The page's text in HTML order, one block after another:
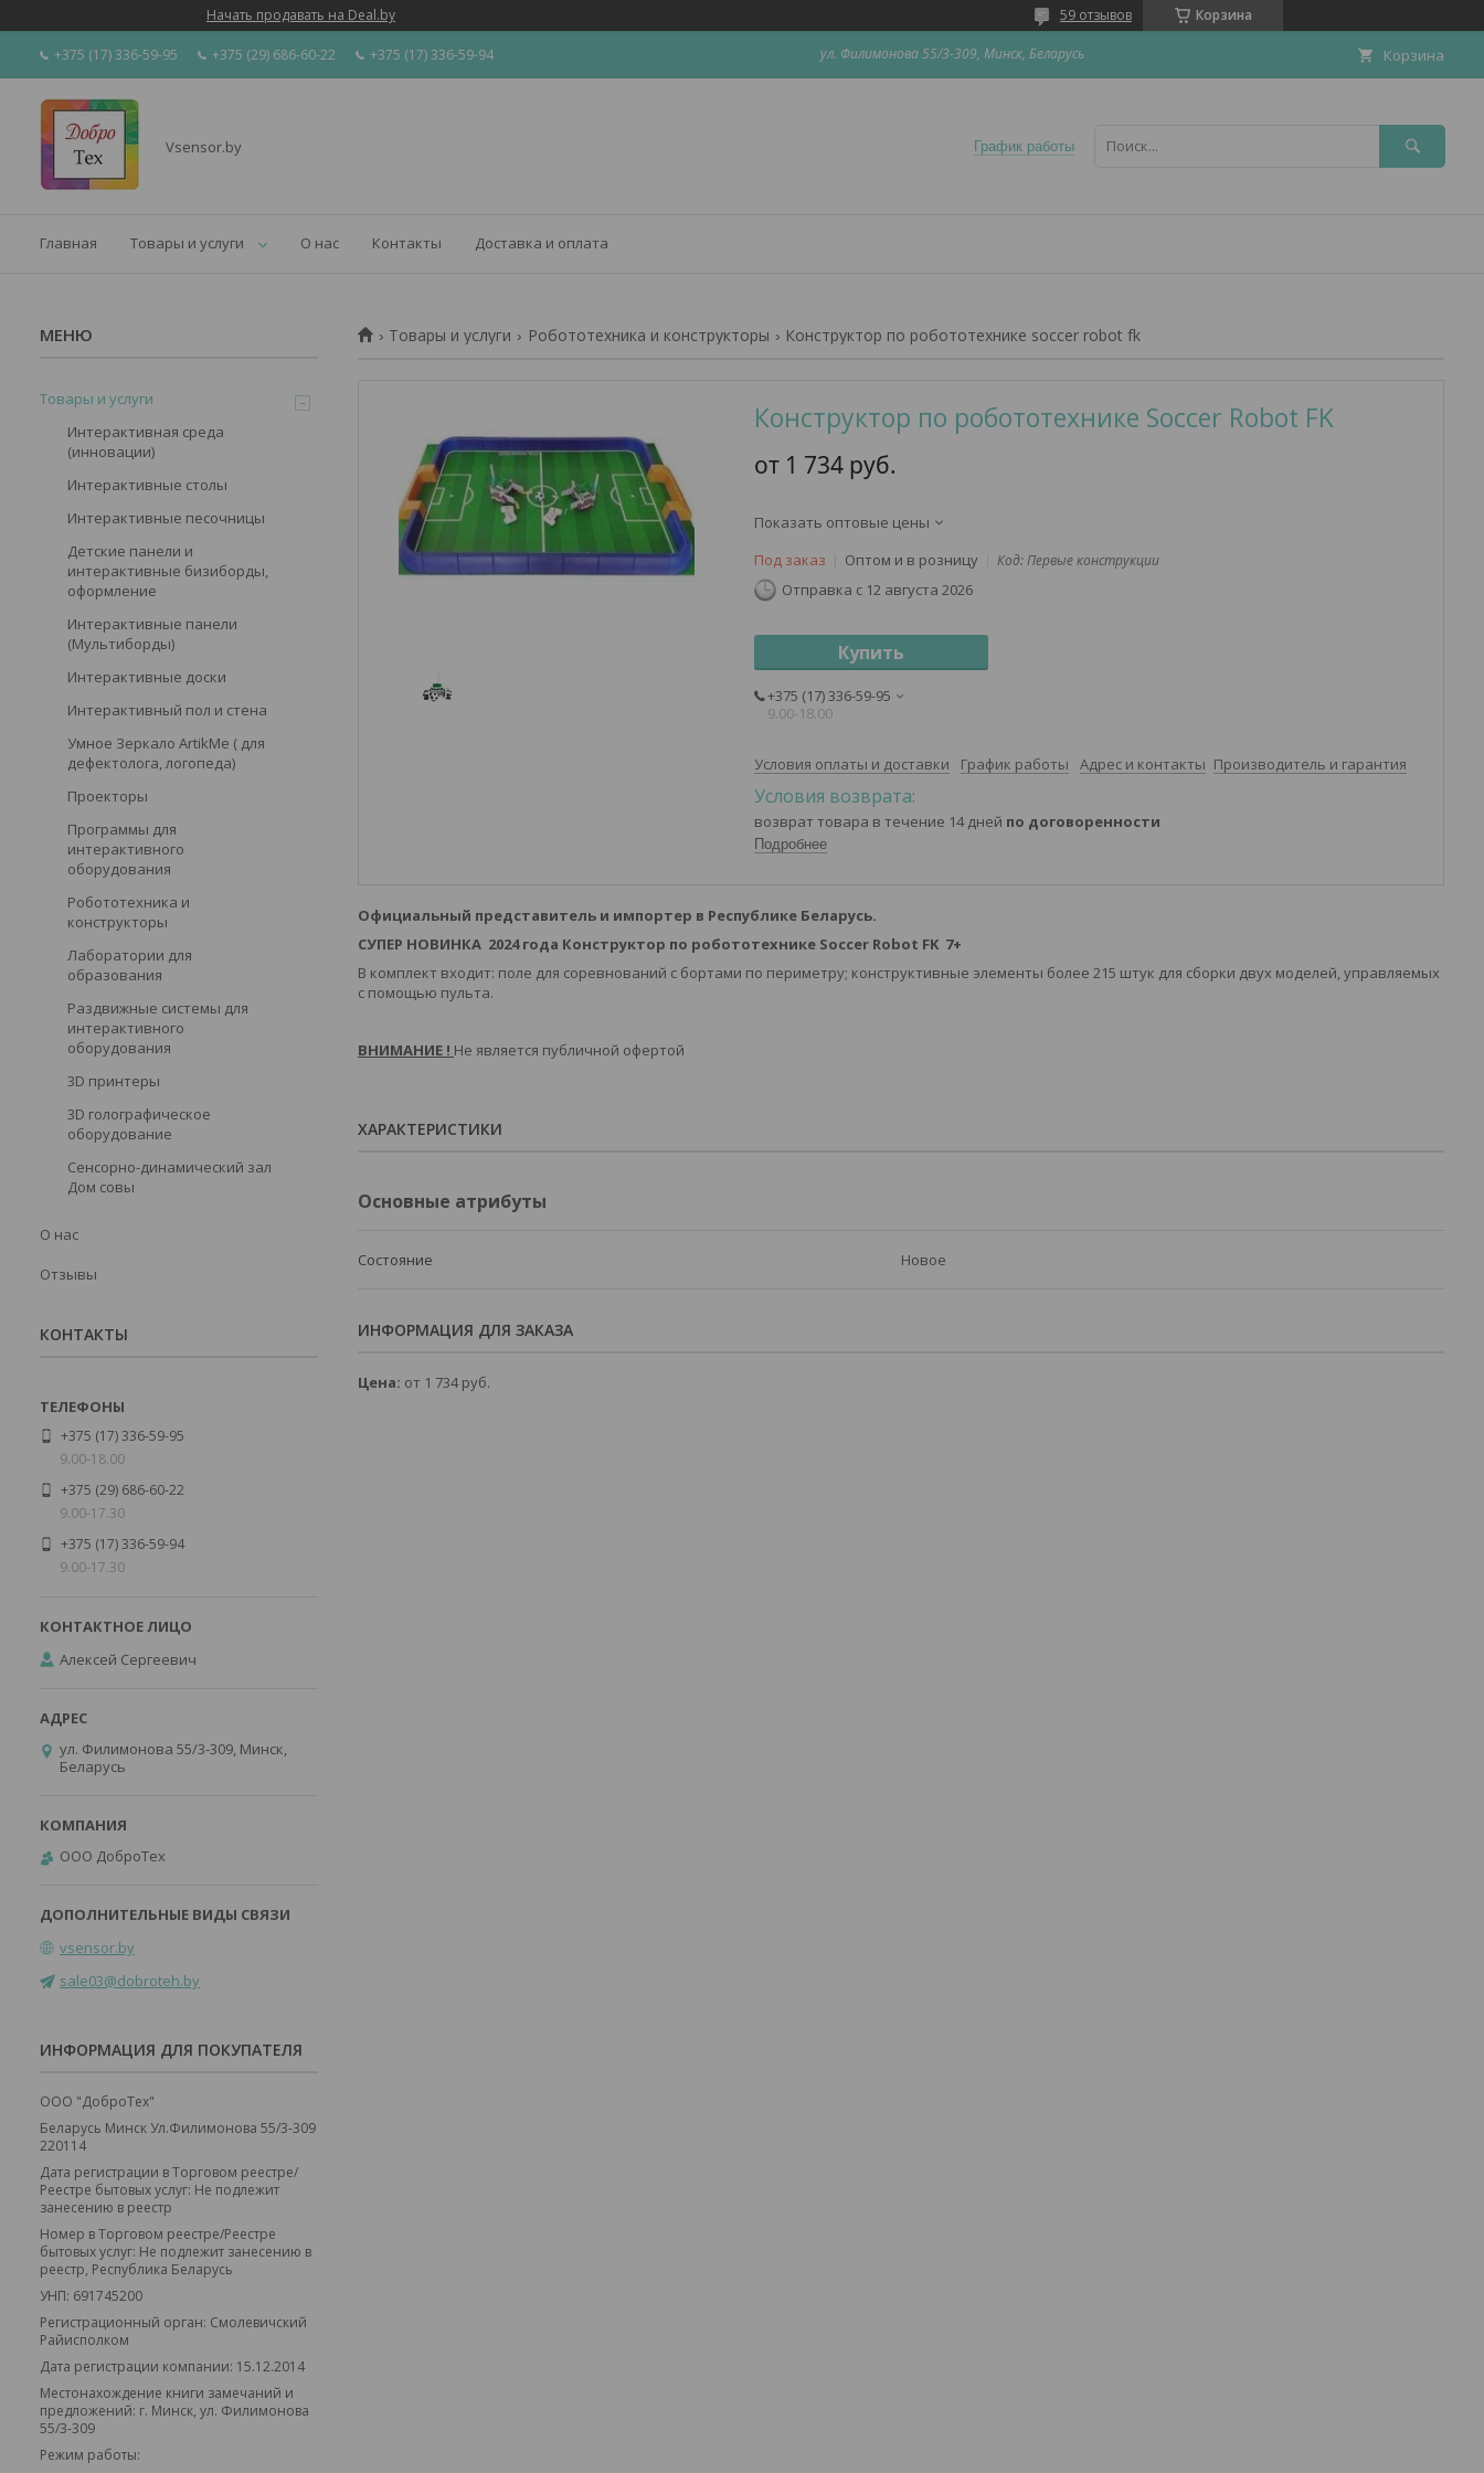
Начать продавать на Deal.by Корзина
59 отзывов
+375 (17) 336-59-95 +375 (29) 686-60-22 +375 (17) 336-59-94 ул. Филимонова 55/3-309, Минск, Беларусь Корзина
Vsensor.by График работы
Главная Товары и услуги О нас Контакты Доставка и оплата
Товары и услуги Робототехника и конструкторы Конструктор по робототехнике soccer robot fk
Конструктор по робототехнике Soccer Robot FK
от 1 734 руб.
Показать оптовые цены
Под заказ
Оптом и в розницу Код:Первые конструкции
Отправка с 12 августа 2026
Купить
+375 (17) 336-59-95
9.00-18.00
Условия оплаты и доставки График работы Адрес и контакты Производитель и гарантия
возврат товара в течение 14 дней по договоренности
Подробнее
Официальный представитель и импортер в Республике Беларусь.
СУПЕР НОВИНКА 2024 года Конструктор по робототехнике Soccer Robot FK 7+
В комплект входит: поле для соревнований с бортами по периметру; конструктивные элементы более 215 штук для сборки двух моделей, управляемых
с помощью пульта.
ВНИМАНИЕ ! Не является публичной офертой
ХАРАКТЕРИСТИКИ
Основные атрибуты
Состояние Новое
ИНФОРМАЦИЯ ДЛЯ ЗАКАЗА
Цена: от 1 734руб.
Товары и услуги
Интерактивная среда
(инновации)
Интерактивные столы
Интерактивные песочницы
Детские панели и
интерактивные бизиборды,
оформление
Интерактивные панели
(Мультиборды)
Интерактивные доски
Интерактивный пол и стена
Умное Зеркало ArtikMe ( для
дефектолога, логопеда)
Проекторы
Программы для
интерактивного
оборудования
Робототехника и
конструкторы
Лаборатории для
образования
Раздвижные системы для
интерактивного
оборудования
3D принтеры
3D голографическое
оборудование
Сенсорно-динамический зал
Дом совы
О нас
Отзывы
КОНТАКТЫ
+375 (17) 336-59-95
9.00-18.00
+375 (29) 686-60-22
9.00-17.30
+375 (17) 336-59-94
9.00-17.30
Алексей Сергеевич
ул. Филимонова 55/3-309, Минск,
Беларусь
ООО ДоброТех
vsensor.by
sale03@dobroteh.by
ИНФОРМАЦИЯ ДЛЯ ПОКУПАТЕЛЯ
ООО "ДоброТех"
Беларусь Минск Ул.Филимонова 55/3-309
220114
Дата регистрации в Торговом реестре/
Реестре бытовых услуг: Не подлежит
занесению в реестр
Номер в Торговом реестре/Реестре
бытовых услуг: Не подлежит занесению в
реестр, Республика Беларусь
УНП: 691745200
Регистрационный орган: Смолевичский
Райисполком
Дата регистрации компании: 15.12.2014
Местонахождение книги замечаний и
предложений: г. Минск, ул. Филимонова
55/3-309
Режим работы: